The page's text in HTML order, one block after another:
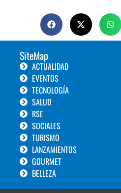
SiteMap
ACTUALIDAD
EVENTOS
TECNOLOGÍA
SALUD
RSE
SOCIALES
TURISMO
LANZAMIENTOS
GOURMET
BELLEZA